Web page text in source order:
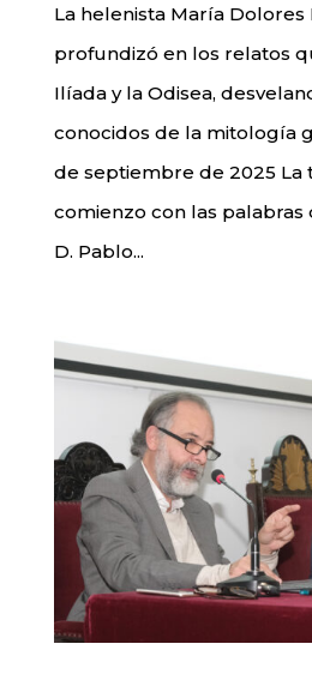
La helenista María
profundizó en los relatos
Ilíada y la Odisea,
conocidos de la mitología
de septiembre de 2025 La
comienzo con las palabras
D. Pablo...